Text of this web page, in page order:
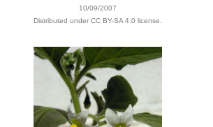
10/09/2007
Distributed under CC BY-SA 4.0 license.